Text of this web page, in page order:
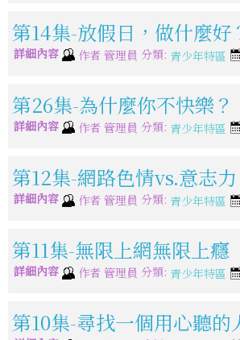
第14集-放假日，做什麼好
詳細內容 作者 管理員 分類: 青少年特區
第26集-為什麼你不快樂？
詳細內容 作者 管理員 分類: 青少年特區
第12集-網路色情vs.意志力
詳細內容 作者 管理員 分類: 青少年特區
第11集-無限上網無限上癮
詳細內容 作者 管理員 分類: 青少年特區
第10集-尋找一個用心聽的